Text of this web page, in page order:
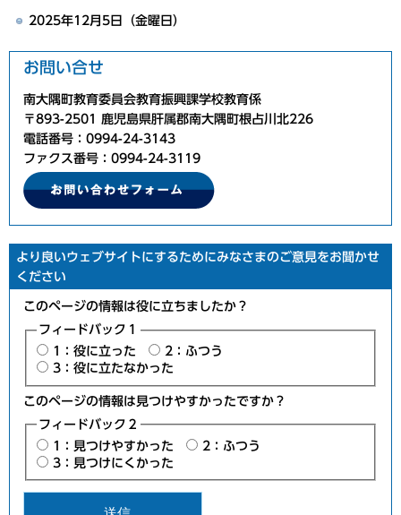
2025年12月5日（金曜日）
お問い合せ
南大隅町教育委員会教育振興課学校教育係
〒893-2501 鹿児島県肝属郡南大隅町根占川北226
電話番号：0994-24-3143
ファクス番号：0994-24-3119
より良いウェブサイトにするためにみなさまのご意見をお聞かせ
ください
このページの情報は役に立ちましたか？
フィードバック１
1：役に立った
2：ふつう
3：役に立たなかった
このページの情報は見つけやすかったですか？
フィードバック２
1：見つけやすかった
2：ふつう
3：見つけにくかった